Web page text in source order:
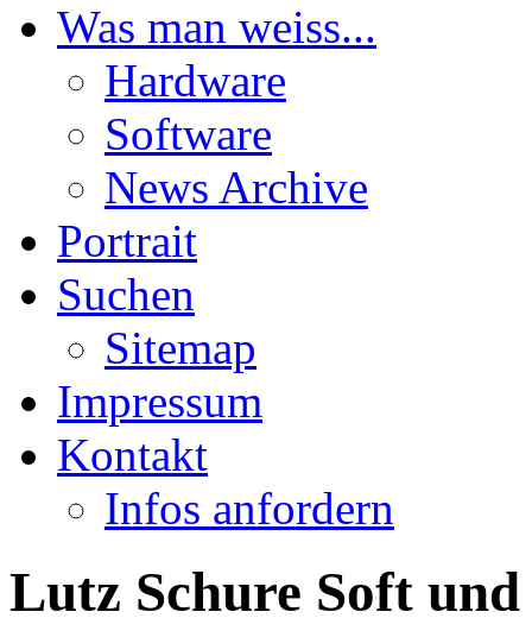
Was man weiss...
Hardware
Software
News Archive
Portrait
Suchen
Sitemap
Impressum
Kontakt
Infos anfordern
Lutz Schure Soft